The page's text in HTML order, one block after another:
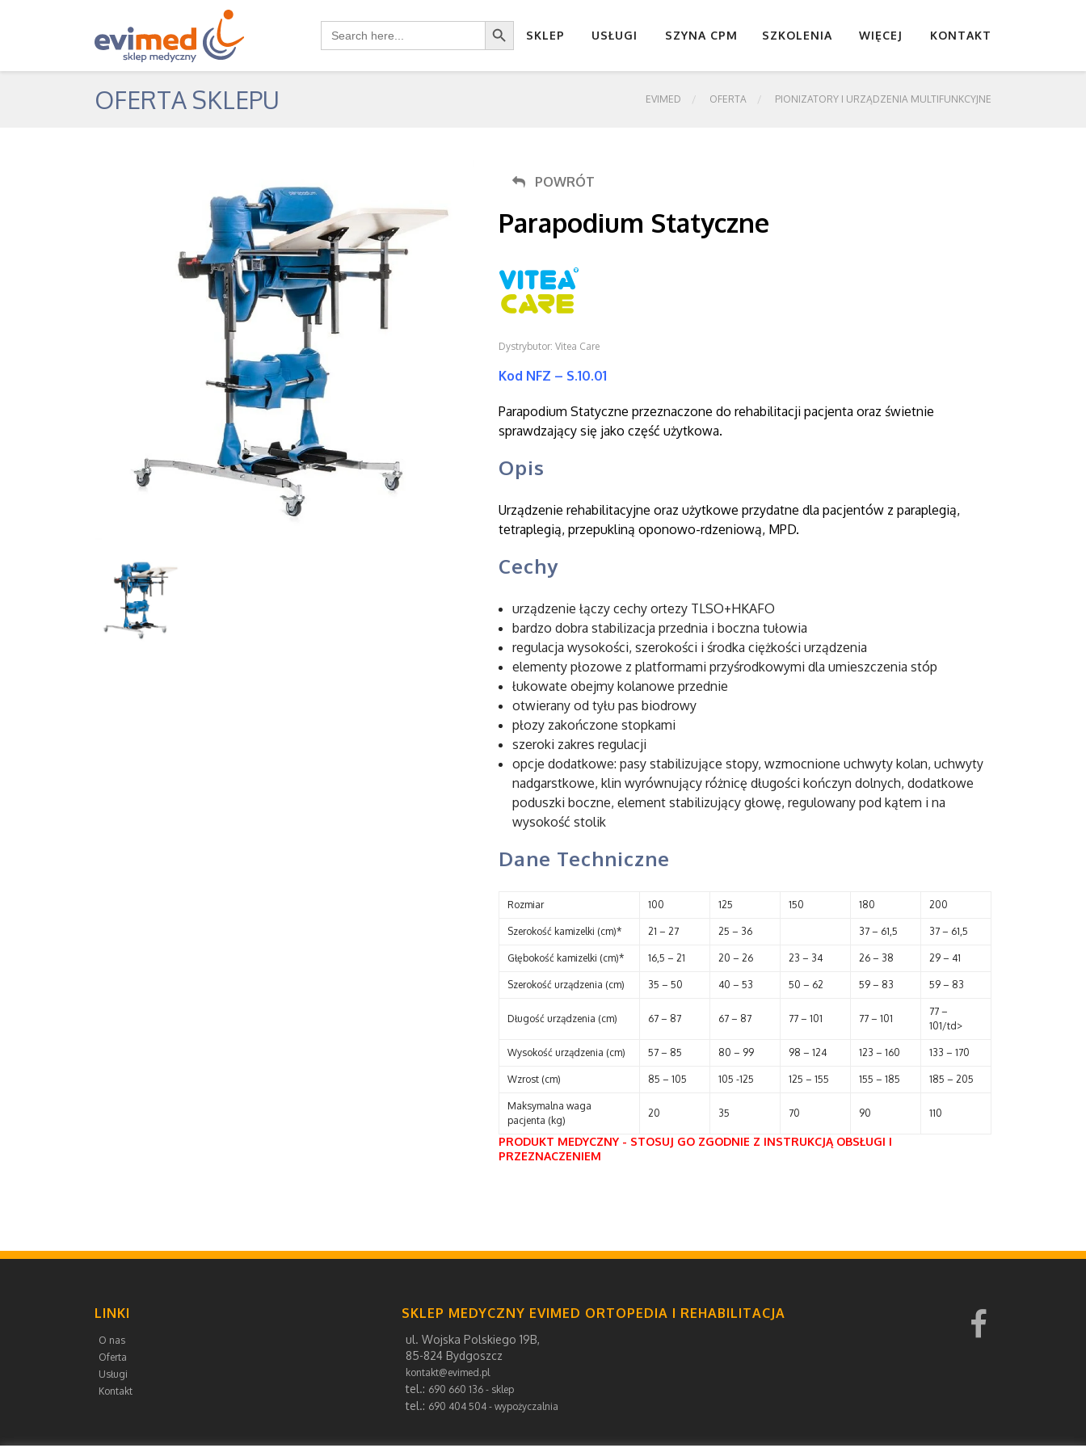
Search
for:
Search Button
SKLEP USŁUGI SZYNA CPM SZKOLENIA WIĘCEJ KONTAKT
OFERTA SKLEPU EVIMED OFERTA PIONIZATORY I URZĄDZENIA MULTIFUNKCYJNE
POWRÓT
Parapodium Statyczne
Dystrybutor: Vitea Care
Kod NFZ – S.10.01
Parapodium Statyczne przeznaczone do rehabilitacji pacjenta oraz świetnie
sprawdzający się jako część użytkowa.
Opis
Urządzenie rehabilitacyjne oraz użytkowe przydatne dla pacjentów z paraplegią,
tetraplegią, przepukliną oponowo-rdzeniową, MPD.
Cechy
urządzenie łączy cechy ortezy TLSO+HKAFO
bardzo dobra stabilizacja przednia i boczna tułowia
regulacja wysokości, szerokości i środka ciężkości urządzenia
elementy płozowe z platformami przyśrodkowymi dla umieszczenia stóp
łukowate obejmy kolanowe przednie
otwierany od tyłu pas biodrowy
płozy zakończone stopkami
szeroki zakres regulacji
opcje dodatkowe: pasy stabilizujące stopy, wzmocnione uchwyty kolan, uchwyty
nadgarstkowe, klin wyrównujący różnicę długości kończyn dolnych, dodatkowe
poduszki boczne, element stabilizujący głowę, regulowany pod kątem i na
wysokość stolik
Dane Techniczne
Rozmiar 100 125 150 180 200
Szerokość kamizelki (cm)* 21 – 27 25 – 36 37 – 61,5 37 – 61,5
Głębokość kamizelki (cm)* 16,5 – 21 20 – 26 23 – 34 26 – 38 29 – 41
Szerokość urządzenia (cm) 35 – 50 40 – 53 50 – 62 59 – 83 59 – 83
Długość urządzenia (cm) 67 – 87 67 – 87 77 – 101 77 – 101
77 –
101/td>
Wysokość urządzenia (cm) 57 – 85 80 – 99 98 – 124 123 – 160 133 – 170
Wzrost (cm) 85 – 105 105 -125 125 – 155 155 – 185 185 – 205
Maksymalna waga
pacjenta (kg)
20 35 70 90 110
PRODUKT MEDYCZNY - STOSUJ GO ZGODNIE Z INSTRUKCJĄ OBSŁUGI I
PRZEZNACZENIEM
LINKI
O nas
Oferta
Usługi
Kontakt
SKLEP MEDYCZNY EVIMED ORTOPEDIA I REHABILITACJA
ul. Wojska Polskiego 19B,
85-824 Bydgoszcz
kontakt@evimed.pl
tel.: 690 660 136 - sklep
tel.: 690 404 504 - wypożyczalnia